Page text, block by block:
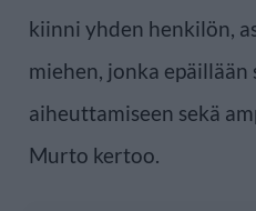
kiinni yhden henkilön,
miehen, jonka
aiheuttamiseen sekä
Murto kertoo.